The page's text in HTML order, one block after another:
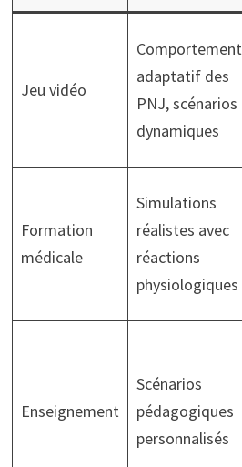
Jeu vidéo
Comportement
adaptatif des
PNJ, scénarios
dynamiques
Formation
médicale
Simulations
réalistes avec
réactions
physiologiques
Enseignement
Scénarios
pédagogiques
personnalisés